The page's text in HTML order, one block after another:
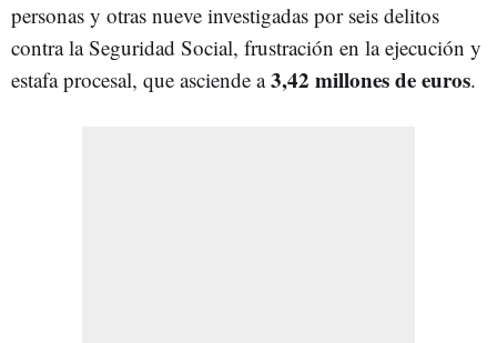
personas y otras nueve investigadas por seis delitos
contra la Seguridad Social, frustración en la ejecución y
estafa procesal, que asciende a3,42 millones de euros.